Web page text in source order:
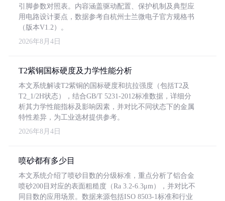
引脚参数对照表。内容涵盖驱动配置、保护机制及典型应
用电路设计要点，数据参考自杭州士兰微电子官方规格书
（版本V1.2）。
2026年8月4日
T2紫铜国标硬度及力学性能分析
本文系统解读T2紫铜的国标硬度和抗拉强度（包括T2及
T2_1/2H状态），结合GB/T 5231-2012标准数据，详细分
析其力学性能指标及影响因素，并对比不同状态下的金属
特性差异，为工业选材提供参考。
2026年8月4日
喷砂都有多少目
本文系统介绍了喷砂目数的分级标准，重点分析了铝合金
喷砂200目对应的表面粗糙度（Ra 3.2-6.3μm），并对比不
同目数的应用场景。数据来源包括ISO 8503-1标准和行业